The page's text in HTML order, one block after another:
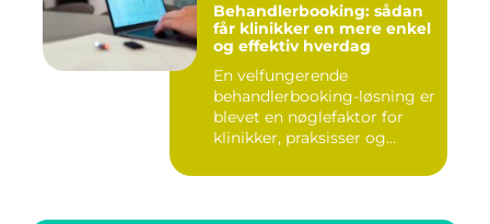
Behandlerbooking: sådan
får klinikker en mere enkel
og effektiv hverdag
En velfungerende
behandlerbooking-løsning er
blevet en nøglefaktor for
klinikker, praksisser og